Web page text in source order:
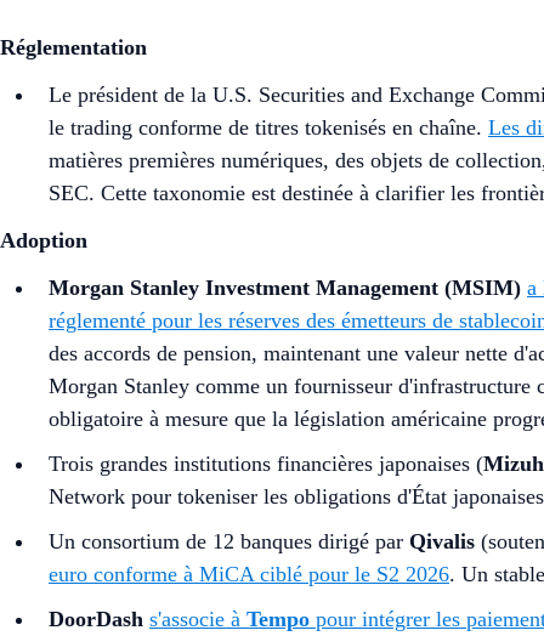
Réglementation
Le président de la U.S. Securities and Exchange
le trading conforme de titres tokenisés en chaîne. Les
matières premières numériques, des objets de
SEC. Cette taxonomie est destinée à clarifier les
Adoption
Morgan Stanley Investment Management (MSIM) a
réglementé pour les réserves des émetteurs de
des accords de pension, maintenant une valeur nette
Morgan Stanley comme un fournisseur d'infrastructure
obligatoire à mesure que la législation américaine
Trois grandes institutions financières japonaises (
Network pour tokeniser les obligations d'État
Un consortium de 12 banques dirigé par Qivalis
euro conforme à MiCA ciblé pour le S2 2026. Un
DoorDash s'associe à Tempo pour intégrer les